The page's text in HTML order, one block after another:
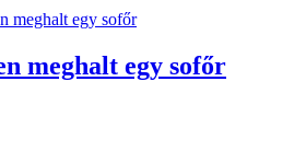
meghalt egy sofőr